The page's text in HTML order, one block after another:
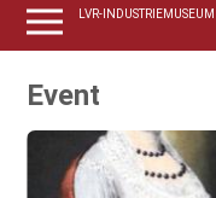
LVR-
Event